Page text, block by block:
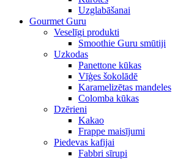
Uzglabāšanai
Gourmet Guru
Veselīgi produkti
Smoothie Guru smūtiji
Uzkodas
Panettone kūkas
Vīģes šokolādē
Karamelizētas mandeles
Colomba kūkas
Dzērieni
Kakao
Frappe maisījumi
Piedevas kafijai
Fabbri sīrupi